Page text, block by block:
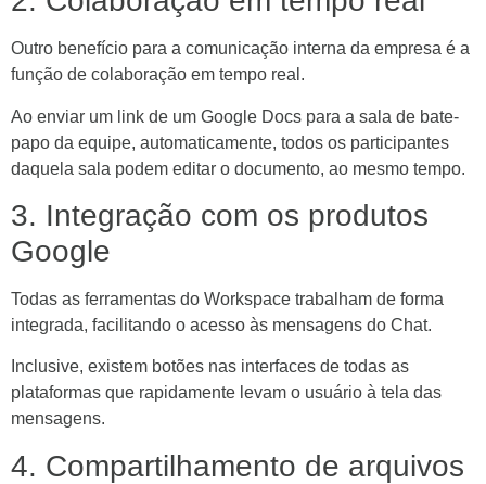
Outro benefício para a comunicação interna da empresa é a
função de colaboração em tempo real.
Ao enviar um link de um Google Docs para a sala de bate-
papo da equipe, automaticamente, todos os participantes
daquela sala podem editar o documento, ao mesmo tempo.
3. Integração com os produtos
Google
Todas as ferramentas do Workspace trabalham de forma
integrada, facilitando o acesso às mensagens do Chat.
Inclusive, existem botões nas interfaces de todas as
plataformas que rapidamente levam o usuário à tela das
mensagens.
4. Compartilhamento de arquivos